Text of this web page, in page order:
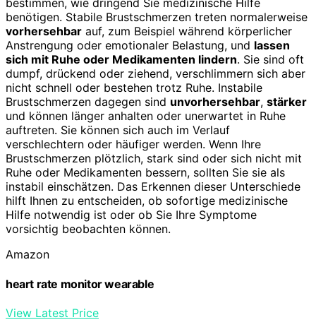
bestimmen, wie dringend Sie medizinische Hilfe
benötigen. Stabile Brustschmerzen treten normalerweise
vorhersehbar auf, zum Beispiel während körperlicher
Anstrengung oder emotionaler Belastung, und lassen
sich mit Ruhe oder Medikamenten lindern. Sie sind oft
dumpf, drückend oder ziehend, verschlimmern sich aber
nicht schnell oder bestehen trotz Ruhe. Instabile
Brustschmerzen dagegen sind unvorhersehbar, stärker
und können länger anhalten oder unerwartet in Ruhe
auftreten. Sie können sich auch im Verlauf
verschlechtern oder häufiger werden. Wenn Ihre
Brustschmerzen plötzlich, stark sind oder sich nicht mit
Ruhe oder Medikamenten bessern, sollten Sie sie als
instabil einschätzen. Das Erkennen dieser Unterschiede
hilft Ihnen zu entscheiden, ob sofortige medizinische
Hilfe notwendig ist oder ob Sie Ihre Symptome
vorsichtig beobachten können.
Amazon
heart rate monitor wearable
View Latest Price